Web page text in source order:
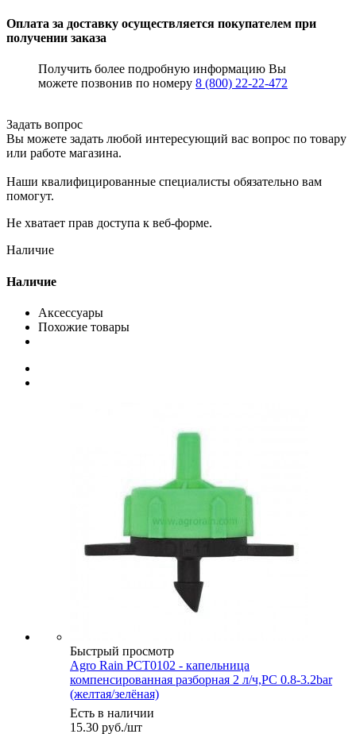
Оплата за доставку осуществляется покупателем при
получении заказа
Получить более подробную информацию Вы
можете позвонив по номеру 8 (800) 22-22-472
Задать вопрос
Вы можете задать любой интересующий вас вопрос по товару
или работе магазина.
Наши квалифицированные специалисты обязательно вам
помогут.
Не хватает прав доступа к веб-форме.
Наличие
Наличие
Аксессуары
Похожие товары
Быстрый просмотр
Agro Rain PCT0102 - капельница
компенсированная разборная 2 л/ч,РС 0.8-3.2bar
(желтая/зелёная)
Есть в наличии
15.30 руб./шт